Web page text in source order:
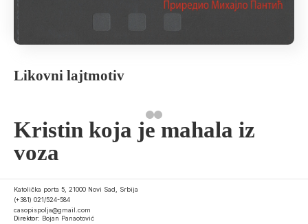
Likovni lajtmotiv
Kristin koja je mahala iz
voza
Katolička porta 5, 21000 Novi Sad, Srbija
(+381) 021/524-584
casopispolja@gmail.com
Direktor: Bojan Panaotović